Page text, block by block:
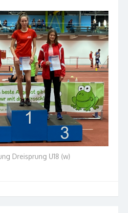
Dreisprung U18 (w)